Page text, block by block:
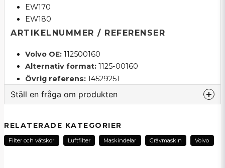
EW170
EW180
ARTIKELNUMMER / REFERENSER
Volvo OE:112500160
Alternativ format:1125-00160
Övrig referens:14529251
Ställ en fråga om produkten
Fråga oss om denna produkt...
RELATERADE KATEGORIER
Filter och vätskor Luftfilter Maskindelar Grävmaskin Volvo